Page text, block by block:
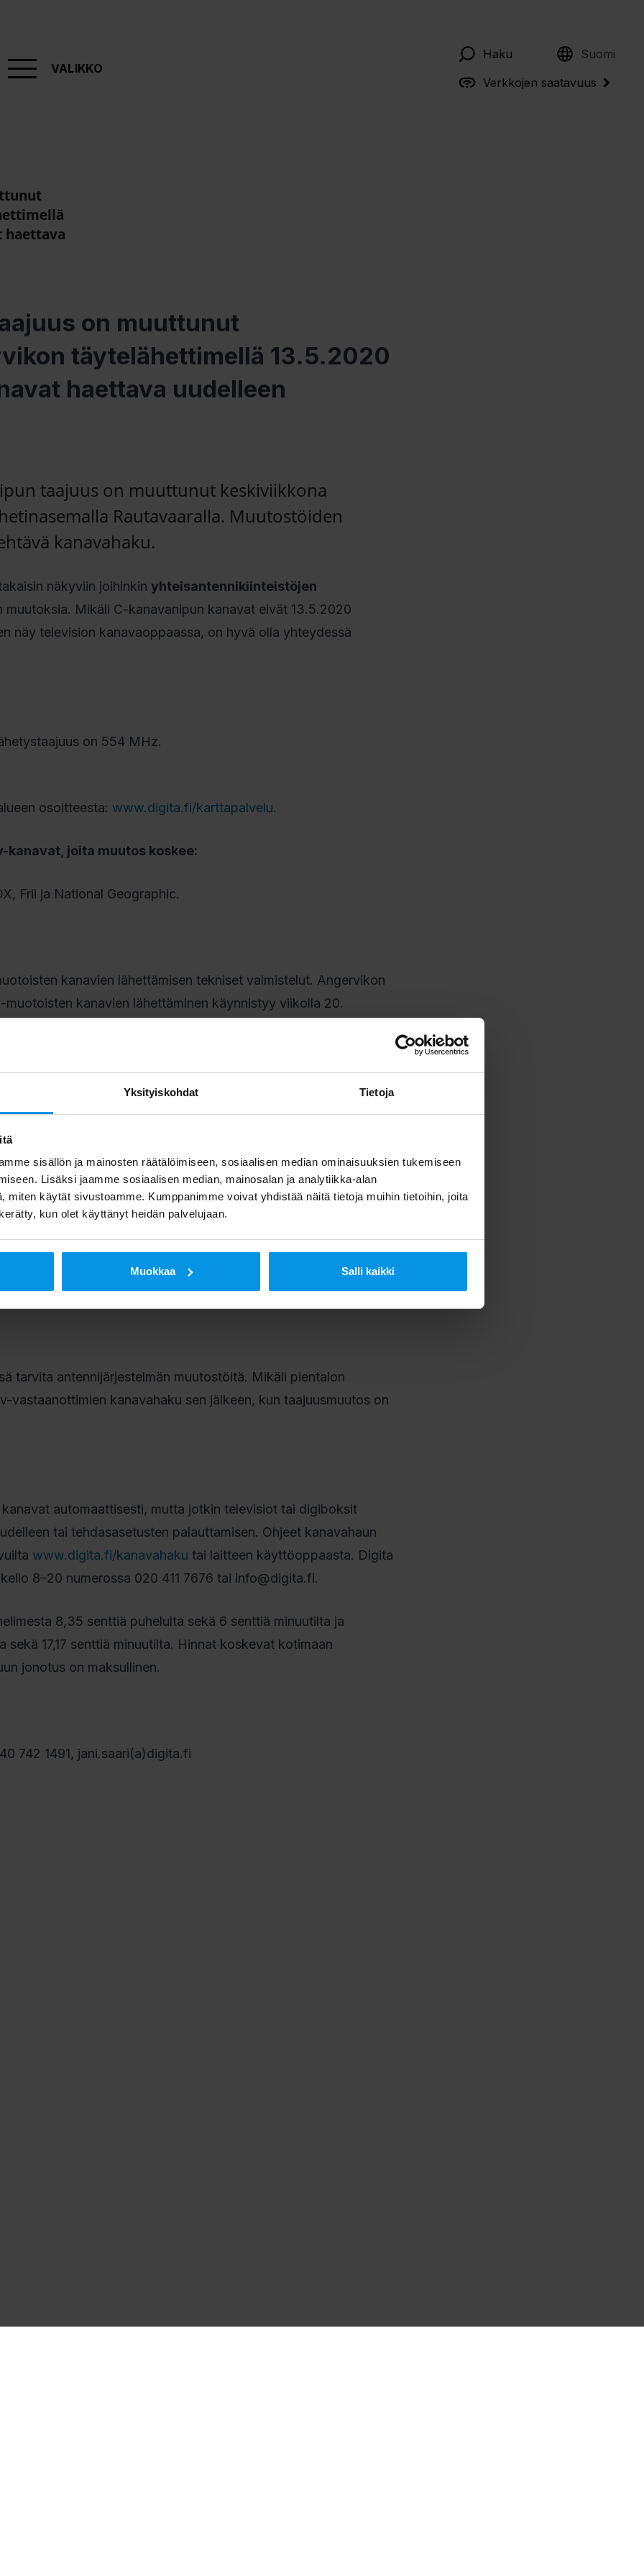
Yksityiskohdat Tietoja
sisällön ja mainosten räätälöimiseen, sosiaalisen median ominaisuuksien tukemiseen
Lisäksi jaamme sosiaalisen median, mainosalan ja analytiikka-alan
miten käytät sivustoamme. Kumppanimme voivat yhdistää näitä tietoja muihin tietoihin, joita
kun olet käyttänyt heidän palvelujaan.
Muokkaa Salli kaikki
VALIKKO
Haku Suomi
English
Verkkojen saatavuus
haettava
on muuttunut
täytelähettimellä 13.5.2020
haettava uudelleen
taajuus on muuttunut keskiviikkona
Rautavaaralla. Muutostöiden
kanavahaku.
näkyviin joihinkin yhteisantennikiinteistöjen
muutoksia. Mikäli C-kanavanipun kanavat eivät 13.5.2020
näy television kanavaoppaassa, on hyvä olla yhteydessä
on 554 MHz.
osoitteesta: www.digita.fi/karttapalvelu.
joita muutos koskee:
Frii ja National Geographic.
kanavien lähettämisen tekniset valmistelut. Angervikon
kanavien lähettäminen käynnistyy viikolla 20.
antennijärjestelmiin
on tehtävä muutoksia taloyhtiöissä ja julkisissa
yhteisantenniverkon kautta. Suosittelemme, että
ottavat yhteyttä paikalliseen antenniurakoitsijaan, jotta
tai – uusinnat voidaan tehdä.
uudelleen
yhteisantennijärjestelmä, taloyhtiön asukkaiden on
tekemän viritystyön jälkeen. Taloyhtiöiden
jolloin kanavahaku on tehtävä.
tarvita antennijärjestelmän muutostöitä. Mikäli pientalon
vastaanottimien kanavahaku sen jälkeen, kun taajuusmuutos on
automaattisesti, mutta jotkin televisiot tai digiboksit
tai tehdasasetusten palauttamisen. Ohjeet kanavahaun
www.digita.fi/kanavahaku tai laitteen käyttöoppaasta. Digita
8–20 numerossa 020 411 7676 tai info@digita.fi.
8,35 senttiä puhelulta sekä 6 senttiä minuutilta ja
17,17 senttiä minuutilta. Hinnat koskevat kotimaan
jonotus on maksullinen.
742 1491, jani.saari(a)digita.fi